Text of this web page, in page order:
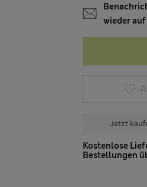
wieder
Jetzt
Kostenlose
Bestellungen